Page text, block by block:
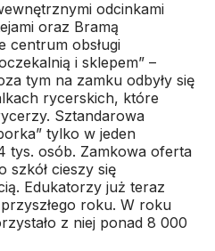
odcinkami
oraz Bramą
centrum obsługi
i sklepem” –
tym na zamku odbyły się
rycerskich, które
Sztandarowa
tylko w jeden
tys. osób. Zamkowa oferta
szkół cieszy się
Edukatorzy już teraz
roku. W roku
z niej ponad 8 000